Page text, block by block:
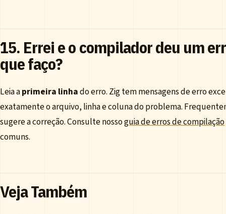
15. Errei e o compilador deu um
que faço?
Leia aprimeira linhado erro. Zig tem mensagens de erro
exatamente o arquivo, linha e coluna do problema.
sugere a correção. Consulte nossoguia de erros de compilação
comuns.
Veja Também